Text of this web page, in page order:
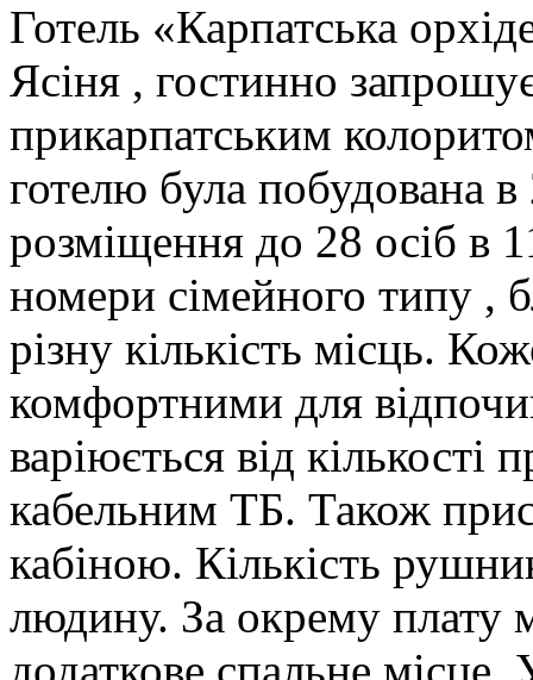
Готель «Карпатська
Ясіня , гостинно
прикарпатським
готелю була побудована
розміщення до 28 осіб в
номери сімейного типу ,
різну кількість місць.
комфортними для
варіюється від
кабельним ТБ. Також
кабіною. Кількість
людину. За окрему плату